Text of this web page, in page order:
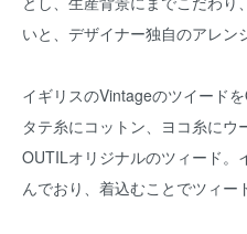
いと、デザイナー独自のアレン
イギリスのVintageのツイード
タテ糸にコットン、ヨコ糸に
OUTILオリジナルのツィード。
んでおり、着込むことでツィー